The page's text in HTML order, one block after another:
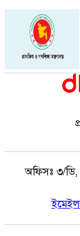
অফিসঃ ৩/ডি,